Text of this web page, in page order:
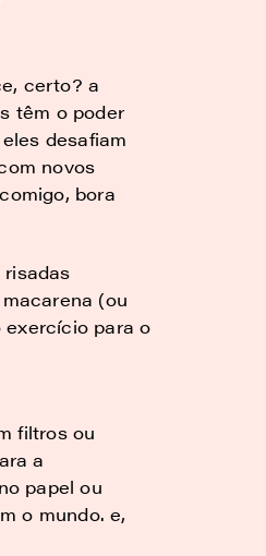
certo? a
têm o poder
desafiam
novos
bora
(ou
exercício para o
filtros ou
a
papel ou
o mundo. e,